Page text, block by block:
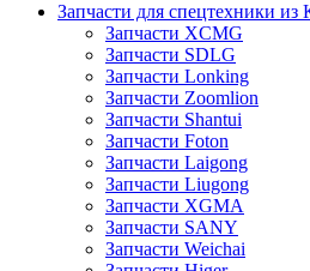
Запчасти для спецтехники из
Запчасти XCMG
Запчасти SDLG
Запчасти Lonking
Запчасти Zoomlion
Запчасти Shantui
Запчасти Foton
Запчасти Laigong
Запчасти Liugong
Запчасти XGMA
Запчасти SANY
Запчасти Weichai